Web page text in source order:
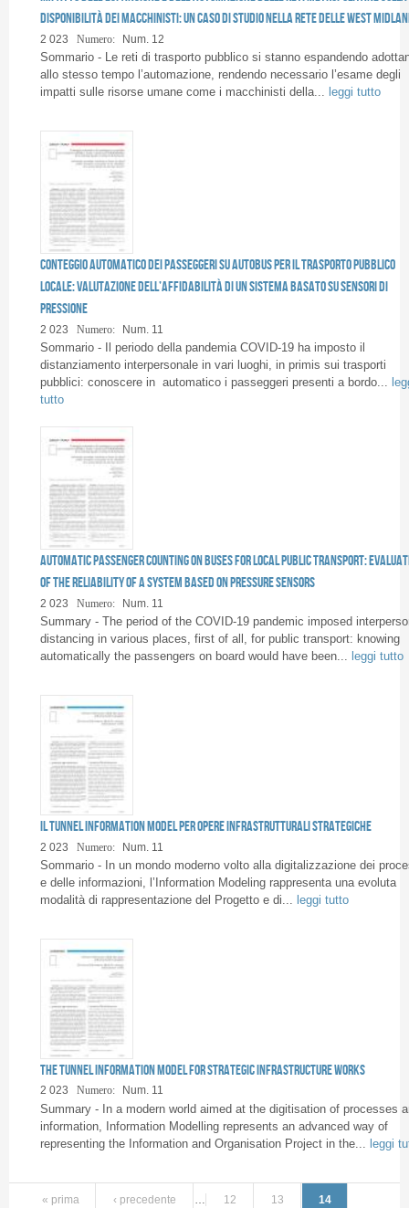
disponibilità dei macchinisti: un caso di studio nella rete delle West
2 023 Numero: Num. 12
Sommario - Le reti di trasporto pubblico si stanno espandendo
allo stesso tempo l’automazione, rendendo necessario l’esame degli
impatti sulle risorse umane come i macchinisti della... leggi tutto
Conteggio automatico dei passeggeri su autobus per il trasporto pubblico
locale: valutazione dell’affidabilità di un sistema basato su sensori di
pressione
2 023 Numero: Num. 11
Sommario - Il periodo della pandemia COVID-19 ha imposto il
distanziamento interpersonale in vari luoghi, in primis sui trasporti
pubblici: conoscere in automatico i passeggeri presenti a bordo...
tutto
Automatic passenger counting on buses for local public transport:
of the reliability of a system based on pressure sensors
2 023 Numero: Num. 11
Summary - The period of the COVID-19 pandemic imposed
distancing in various places, first of all, for public transport: knowing
automatically the passengers on board would have been... leggi tutto
Il Tunnel Information Model per opere infrastrutturali strategiche
2 023 Numero: Num. 11
Sommario - In un mondo moderno volto alla digitalizzazione dei
e delle informazioni, l’Information Modeling rappresenta una evoluta
modalità di rappresentazione del Progetto e di...
leggi tutto
The Tunnel Information Model for strategic infrastructure works
2 023 Numero: Num. 11
Summary - In a modern world aimed at the digitisation of processes
information, Information Modelling represents an advanced way of
representing the Information and Organisation Project in the... leggi
« prima ‹ precedente … 12 13 14